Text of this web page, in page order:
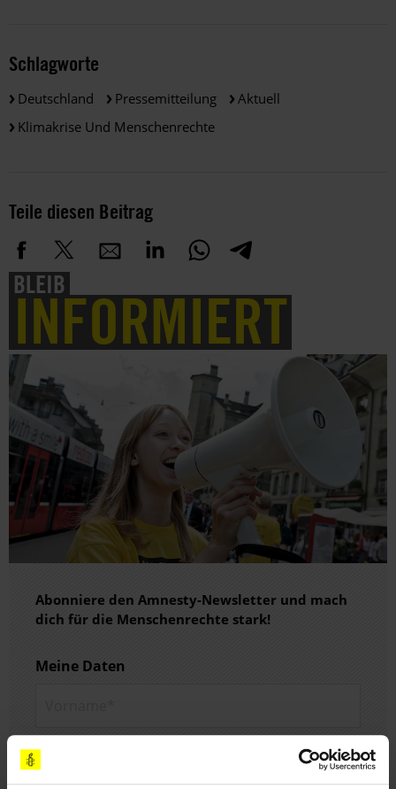
Schlagworte
Deutschland Pressemitteilung
Aktuell
Klimakrise Und Menschenrechte
Teile diesen Beitrag
BLEIB
INFORMIERT
Abonniere den Amnesty-Newsletter und mach
dich für die Menschenrechte stark!
Meine Daten
Nachname*